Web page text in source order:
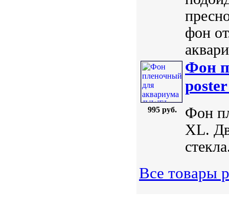
фон
995 руб.
Фон
Фон
XL.
Все товары